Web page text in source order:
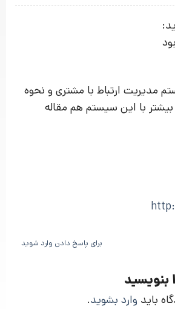
مدیریت ارتباط با مشتری و نحوه
بیشتر با این سیستم هم مقاله
برای پاسخ دادن وارد شوید
بنویسید
باید وارد بشوید.